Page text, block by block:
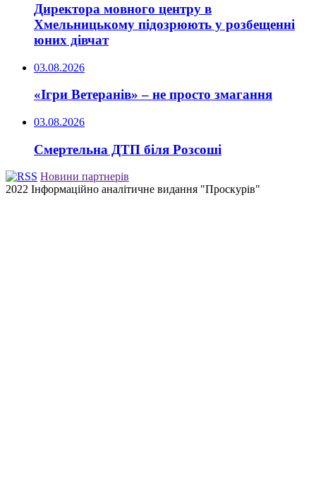
Директора мовного центру в
Хмельницькому підозрюють у розбещенні
юних дівчат
03.08.2026
«Ігри Ветеранів» – не просто змагання
03.08.2026
Смертельна ДТП біля Розсоші
Новини партнерів
2022 Інформаційно аналітичне видання "Проскурів"